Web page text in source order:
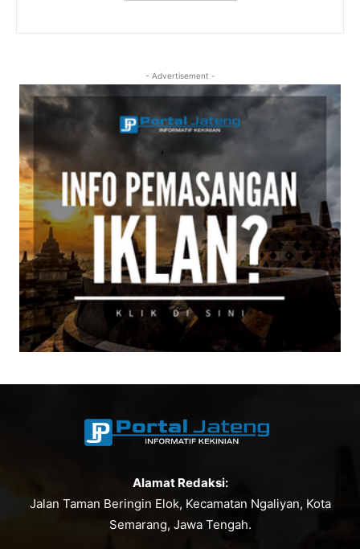
- Advertisement -
Alamat Redaksi:
Jalan Taman Beringin Elok, Kecamatan Ngaliyan, Kota
Semarang, Jawa Tengah.